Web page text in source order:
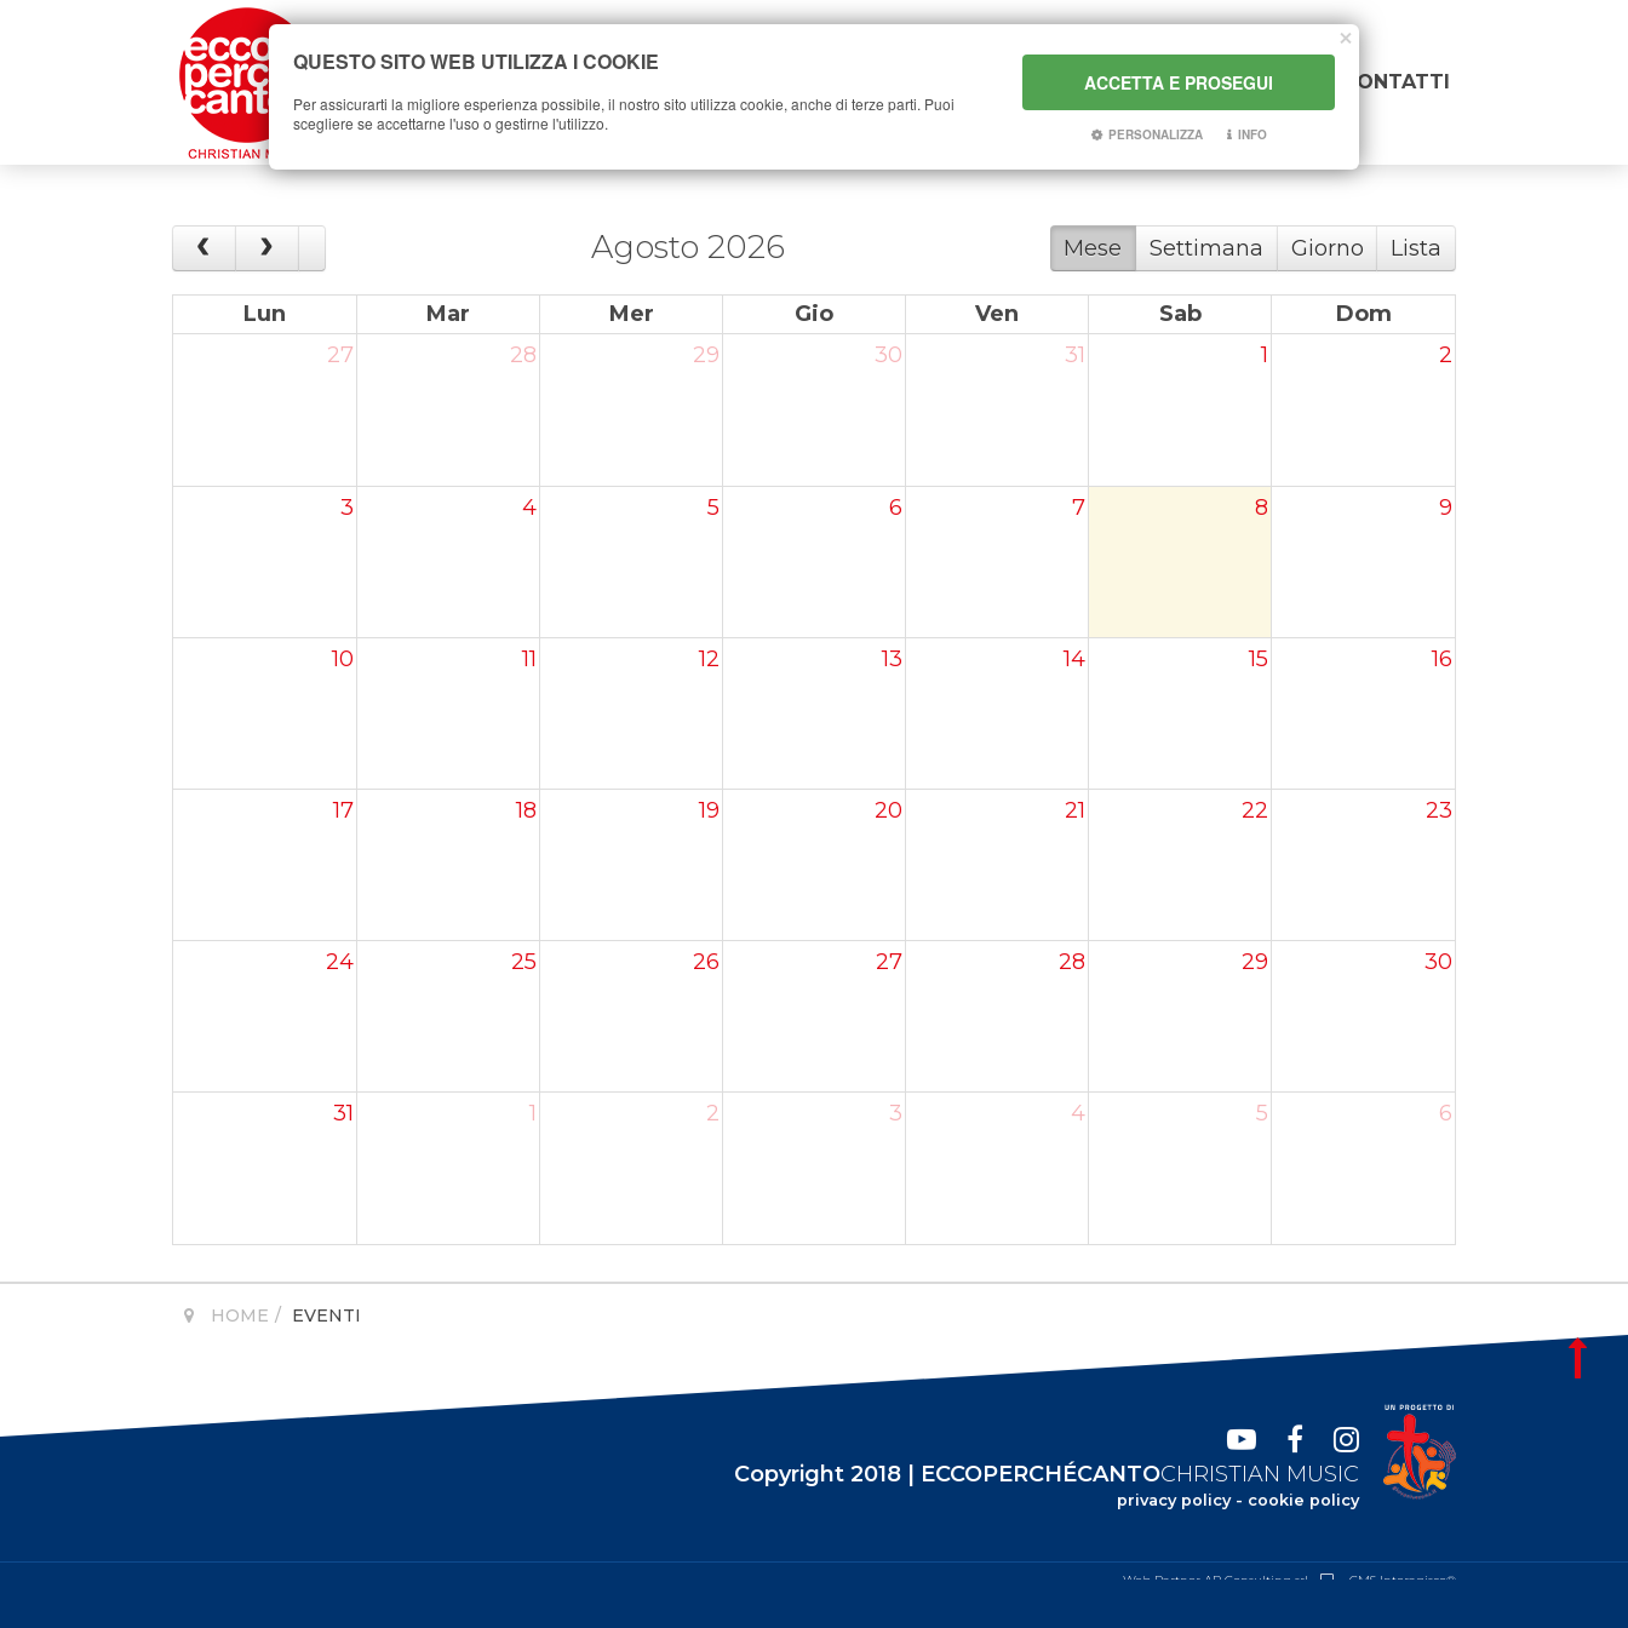
EVENTI HOW TO NEWS CONTATTI
Mese Settimana Giorno Lista
Agosto 2026
Lun Mar Mer Gio Ven Sab
Dom
27
28 29 30 31 1 2
3 4 5 6 7 8 9
10 11 12 13 14 15 16
17 18 19 20 21 22 23
24 25 26 27 28 29 30
31 1 2 3 4 5 6
HOME EVENTI
Copyright 2018 | ECCOPERCHÉCANTOCHRISTIAN MUSIC
privacy policy- cookie policy
Web Partner AP Consulting srl CMS Interagisco®
QUESTO SITO WEB UTILIZZA I COOKIE
Per assicurarti la migliore esperienza possibile, il nostro sito utilizza cookie, anche di terze parti. Puoi
scegliere se accettarne l'uso o gestirne l'utilizzo.
ACCETTA E PROSEGUI
PERSONALIZZA INFO